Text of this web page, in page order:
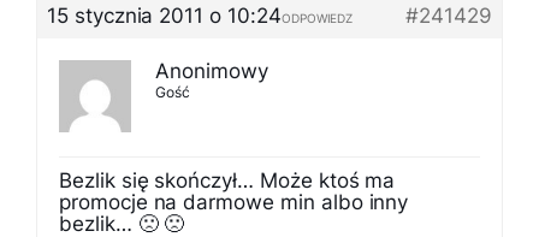
15 stycznia 2011 o 10:24
#241429
ODPOWIEDZ
Anonimowy
Gość
Bezlik się skończył… Może ktoś ma
promocje na darmowe min albo inny
bezlik… 🙁 🙁